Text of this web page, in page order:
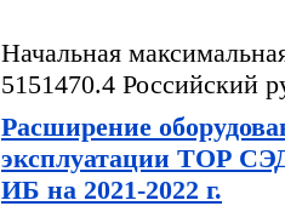
Начальная
5151470.4 Российский
Расширение
эксплуатации ТОР
ИБ на 2021-2022 г.